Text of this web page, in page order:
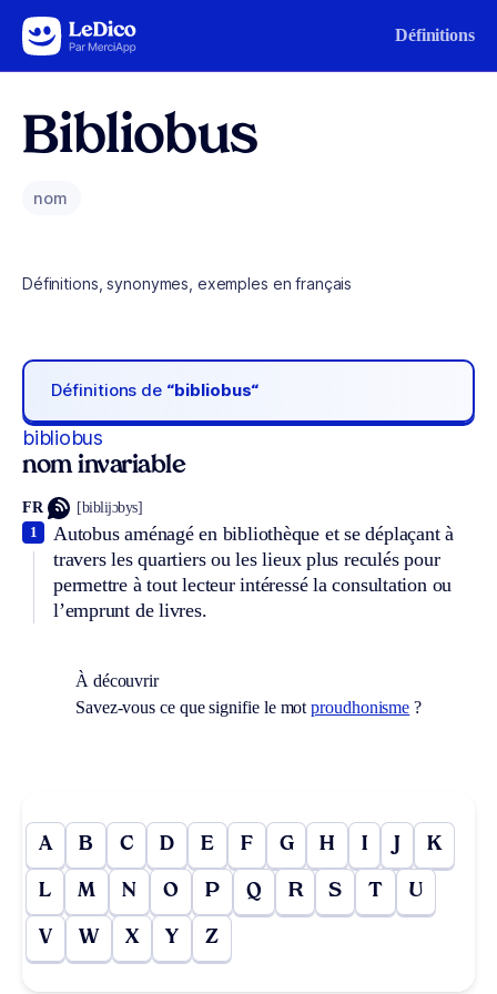
Aller au contenu Définitions
Bibliobus
nom
Définitions, synonymes, exemples en français
Définitions de “bibliobus“
bibliobus
nom invariable
FR [biblijɔbys]
Autobus aménagé en bibliothèque et se déplaçant à
travers les quartiers ou les lieux plus reculés pour
permettre à tout lecteur intéressé la consultation ou
l’emprunt de livres.
1
À découvrir
Savez-vous ce que signifie le motproudhonisme ?
A B C D E F G H I J K
L M N O P Q R S T U
V W X Y Z